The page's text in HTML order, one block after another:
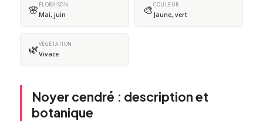
🌸 FLORAISON
Mai, juin 🎨COULEUR
Jaune, vert
🌿VÉGÉTATION
Vivace
Noyer cendré : description et
botanique